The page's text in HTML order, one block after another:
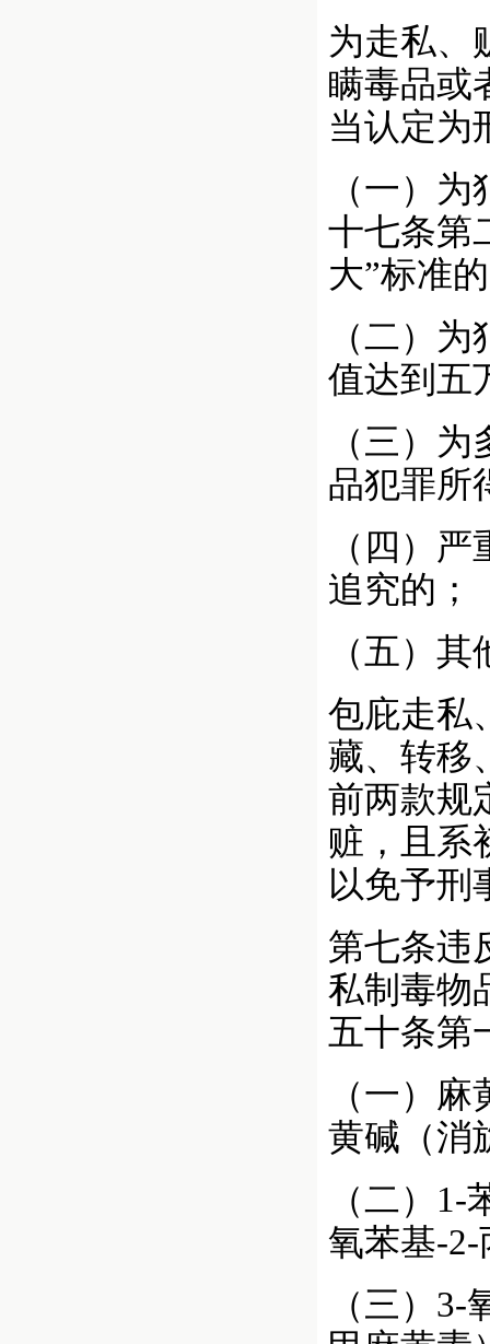
为走私、
瞒毒品或
当认定为
（一）
十七条第
大”标准
（二）
值达到五
（三）
品犯罪所
（四）
追究的；
（五）
包庇走私
藏、转移
前两款规
赃，且系
以免予刑
第七条违
私制毒物
五十条第
（一）
黄碱（消
（二）
氧苯基-
（三）